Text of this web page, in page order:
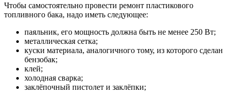
Чтобы самостоятельно провести ремонт пластикового
топливного бака, надо иметь следующее:
паяльник, его мощность должна быть не менее 250 Вт;
металлическая сетка;
куски материала, аналогичного тому, из которого сделан
бензобак;
клей;
холодная сварка;
заклёпочный пистолет и заклёпки;